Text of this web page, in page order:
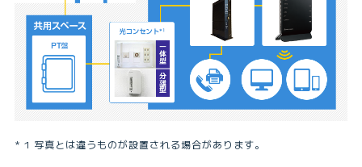
1 写真とは違うものが設置される場合があります。